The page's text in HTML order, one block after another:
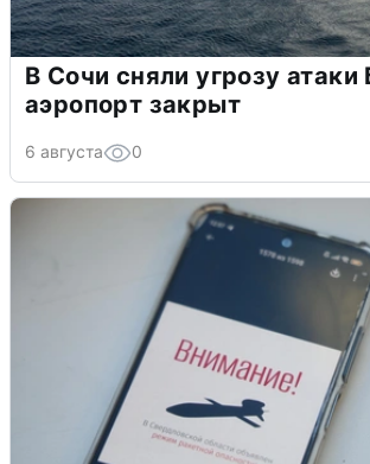
В Сочи сняли угрозу
аэропорт закрыт
6 августа 0